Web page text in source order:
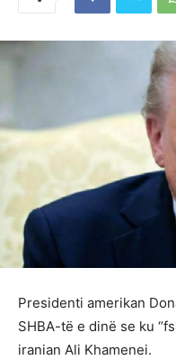
Presidenti amerikan
SHBA-të e dinë se ku
iranian Ali Khamenei.